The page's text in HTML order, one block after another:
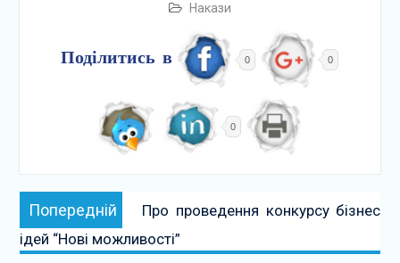
Накази
Поділитись в 0 0
0
Навігація
записів
Попередній Попередній:
Про проведення конкурсу бізнес
ідей “Нові можливості”